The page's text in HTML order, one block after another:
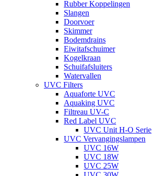
Rubber Koppelingen
Slangen
Doorvoer
Skimmer
Bodemdrains
Eiwitafschuimer
Kogelkraan
Schuifafsluiters
Watervallen
UVC Filters
Aquaforte UVC
Aquaking UVC
Filtreau UV-C
Red Label UVC
UVC Unit H-O Serie
UVC Vervangingslampen
UVC 16W
UVC 18W
UVC 25W